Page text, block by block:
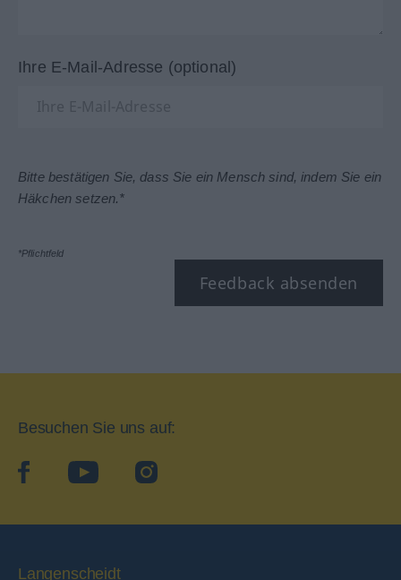
Ihre E-Mail-Adresse (optional)
Bitte bestätigen Sie, dass Sie ein Mensch sind, indem Sie ein
Häkchen setzen.*
*Pflichtfeld
Feedback absenden
Besuchen Sie uns auf:
facebookYouTube Instagram
Langenscheidt